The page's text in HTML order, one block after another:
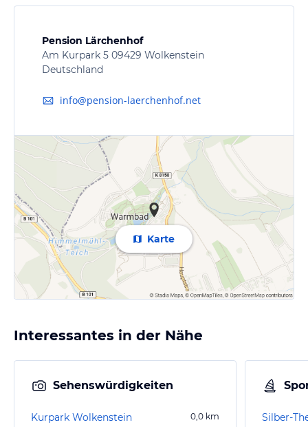
Pension Lärchenhof
Am Kurpark 5 09429 Wolkenstein
Deutschland
info@pension-laerchenhof.net
Karte
Interessantes in der Nähe
Sehenswürdigkeiten
Kurpark Wolkenstein 0,0 km Silber-